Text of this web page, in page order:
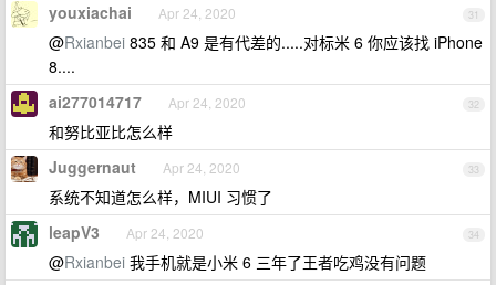
31
youxiachai Apr 24, 2020
@Rxianbei 835 和 A9 是有代差的.....对标米 6 你应该找 iPhone
8....
32
ai277014717 Apr 24, 2020
和努比亚比怎么样
33
Juggernaut Apr 24, 2020
系统不知道怎么样，MIUI 习惯了
34
leapV3 Apr 24, 2020
@Rxianbei 我手机就是小米 6 三年了王者吃鸡没有问题